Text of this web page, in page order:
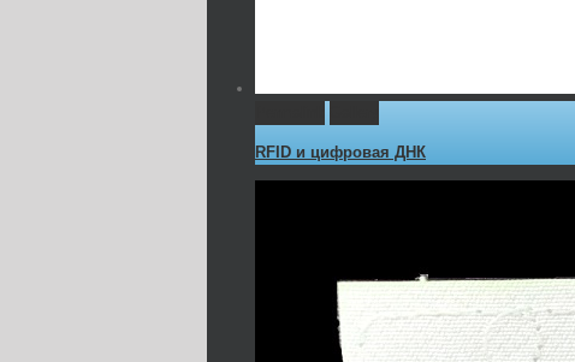
RFID и цифровая ДНК